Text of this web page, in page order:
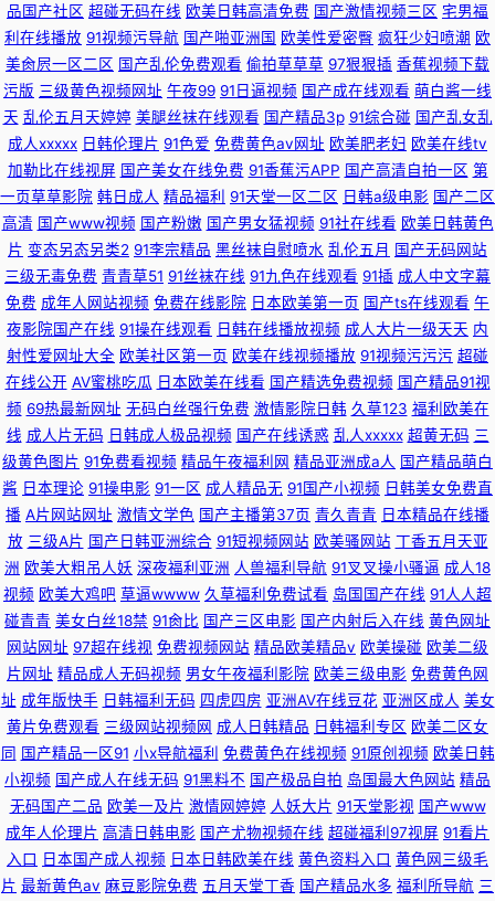
品国产社区 超碰无码在线 欧美日韩高清免费 国产激情视频三区 宅男福
利在线播放 91视频污导航 国产啪亚洲国 欧美性爱密臀 疯狂少妇喷潮 欧
美肏屄一区二区 国产乱伦免费观看 偷拍草草草 97狠狠插 香蕉视频下载
污版 三级黄色视频网址 午夜99 91日逼视频 国产成在线观看 萌白酱一线
天 乱伦五月天婷婷 美腿丝袜在线观看 国产精品3p 91综合碰 国产乱女乱
成人xxxxx 日韩伦理片 91色爱 免费黄色av网址 欧美肥老妇 欧美在线tv
加勒比在线视屏 国产美女在线免费 91香蕉污APP 国产高清自拍一区 第
一页草草影院 韩日成人 精品福利 91天堂一区二区 日韩a级电影 国产二区
高清 国产www视频 国产粉嫩 国产男女猛视频 91社在线看 欧美日韩黄色
片 变态另态另类2 91李宗精品 黑丝袜自慰喷水 乱伦五月 国产无码网站
三级无毒免费 青青草51 91丝袜在线 91九色在线观看 91插 成人中文字幕
免费 成年人网站视频 免费在线影院 日本欧美第一页 国产ts在线观看 午
夜影院国产在线 91操在线观看 日韩在线播放视频 成人大片一级天天 内
射性爱网址大全 欧美社区第一页 欧美在线视频播放 91视频污污污 超碰
在线公开 AV蜜桃吃瓜 日本欧美在线看 国产精选免费视频 国产精品91视
频 69热最新网址 无码白丝强行免费 激情影院日韩 久草123 福利欧美在
线 成人片无码 日韩成人极品视频 国产在线诱惑 乱人xxxxx 超黄无码 三
级黄色图片 91免费看视频 精品午夜福利网 精品亚洲成a人 国产精品萌白
酱 日本理论 91操电影 91一区 成人精品无 91国产小视频 日韩美女免费直
播 A片网站网址 激情文学色 国产主播第37页 青久青青 日本精品在线播
放 三级A片 国产日韩亚洲综合 91短视频网站 欧美骚网站 丁香五月天亚
洲 欧美大粗吊人妖 深夜福利亚洲 人兽福利导航 91叉叉操小骚逼 成人18
视频 欧美大鸡吧 草逼wwww 久草福利免费试看 岛国国产在线 91人人超
碰青青 美女白丝18禁 91肏比 国产三区电影 国产内射后入在线 黄色网址
网站网址 97超在线视 免费视频网站 精品欧美精品v 欧美操碰 欧美二级
片网址 精品成人无码视频 男女午夜福利影院 欧美三级电影 免费黄色网
址 成年版快手 日韩福利无码 四虎四房 亚洲AV在线豆花 亚洲区成人 美女
黄片免费观看 三级网站视频网 成人日韩精品 日韩福利专区 欧美二区女
同 国产精品一区91 小x导航福利 免费黄色在线视频 91原创视频 欧美日韩
小视频 国产成人在线无码 91黑料不 国产极品自拍 岛国最大色网站 精品
无码国产二品 欧美一及片 激情网婷婷 人妖大片 91天堂影视 国产www
成年人伦理片 高清日韩电影 国产尤物视频在线 超碰福利97视屏 91看片
入口 日本国产成人视频 日本日韩欧美在线 黄色资料入口 黄色网三级毛
片 最新黄色av 麻豆影院免费 五月天堂丁香 国产精品水多 福利所导航 三